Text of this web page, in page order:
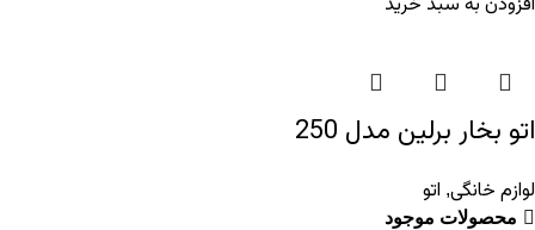
اتو بخار برلین مدل 250
لوازم خانگی, اتو
محصولات موجود